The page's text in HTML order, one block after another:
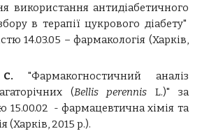
використання антидіабетичного
в терапії цукрового діабету"
14.03.05 – фармакологія (Харків,
С. "Фармакогностичний аналіз
(Bellis perennis L.)" за
15.00.02 - фармацевтична хімія та
(Харків, 2015 р.).